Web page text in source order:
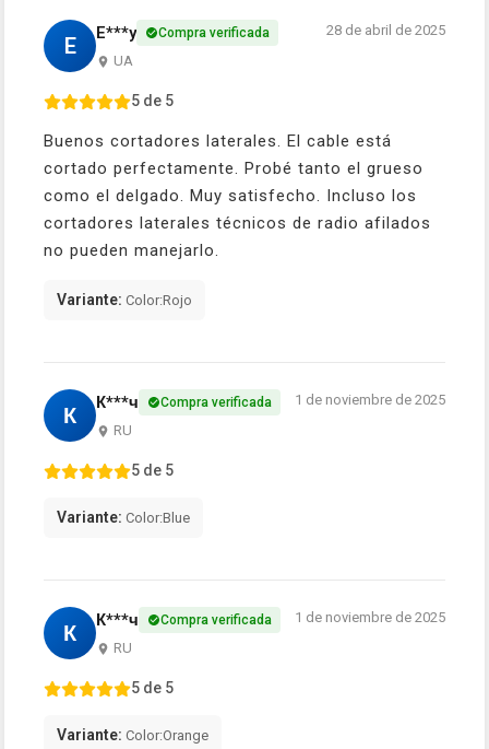
E E***y Compra verificada
UA
28 de abril de 2025
5 de 5
Buenos cortadores laterales. El cable está
cortado perfectamente. Probé tanto el grueso
como el delgado. Muy satisfecho. Incluso los
cortadores laterales técnicos de radio afilados
no pueden manejarlo.
Variante: Color:Rojo
К К***ч Compra verificada
RU
1 de noviembre de 2025
5 de 5
Variante: Color:Blue
К К***ч Compra verificada
RU
1 de noviembre de 2025
5 de 5
Variante: Color:Orange